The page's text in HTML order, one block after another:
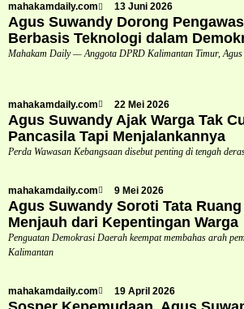
mahakamdaily.com 13 Juni 2026
Agus Suwandy Dorong
Berbasis Teknologi dalam
Mahakam Daily — Anggota DPRD Kalimantan Timur, Agus
mahakamdaily.com 22 Mei 2026
Agus Suwandy Ajak Warga Tak
Pancasila Tapi Menjalankannya
Perda Wawasan Kebangsaan disebut penting di tengah
mahakamdaily.com 9 Mei 2026
Agus Suwandy Soroti Tata
Menjauh dari Kepentingan Warga
Penguatan Demokrasi Daerah keempat membahas arah
Kalimantan
mahakamdaily.com 19 April 2026